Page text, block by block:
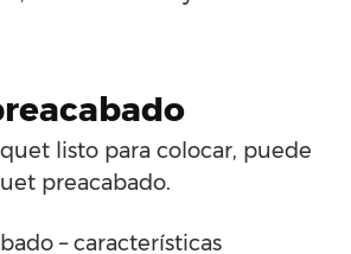
listo para colocar, puede
preacabado.
– características